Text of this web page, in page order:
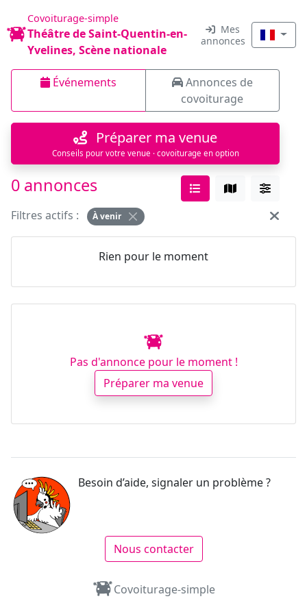
Covoiturage-simple
Théâtre de Saint-Quentin-en-
Yvelines, Scène nationale
Mes
annonces
Événements
Annonces de
covoiturage
Préparer ma venue
Conseils pour votre venue · covoiturage en option
0 annonces
Filtres actifs : À venir
Rien pour le moment
Pas d'annonce pour le moment !
Préparer ma venue
Besoin d’aide, signaler un problème ?
Nous contacter
Covoiturage-simple